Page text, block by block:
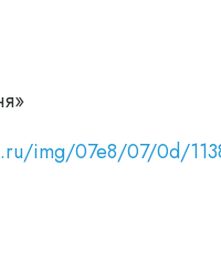
img/07e8/07/0d/